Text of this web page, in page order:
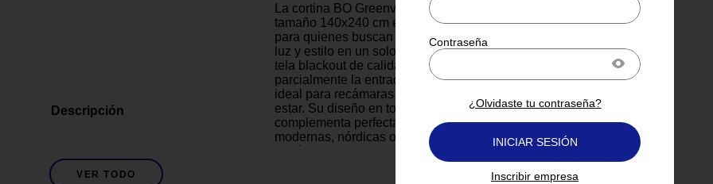
¿Olvidaste tu contraseña?
INICIAR SESIÓN
Inscribir empresa
Descripción
La cortina BO Greenvalley en color rosado y
tamaño 140x240 cm es la elección perfecta
para quienes buscan privacidad, control de
luz y estilo en un solo producto. Fabricada en
tela blackout de calidad, bloquea
parcialmente la entrada de luz, lo que la hace
ideal para recámaras, estudios o salas de
estar. Su diseño en tono gris jaspeado
complementa perfectamente decoraciones
modernas, nórdicas o neutras. Los ojillos
metálicos permiten una instalación rápida y
estética en barras estándar. Una opción
VER TODO